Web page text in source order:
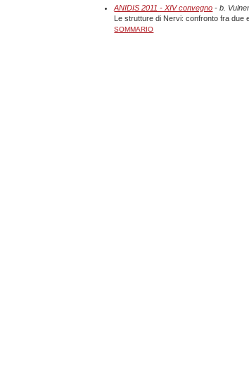
ANIDIS 2011 - XIV convegno - b.
Le strutture di Nervi: confronto fra due
SOMMARIO